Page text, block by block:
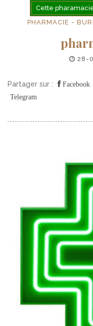
Cette
PHARMACIE -
28-
Partager sur : Facebook
Telegram